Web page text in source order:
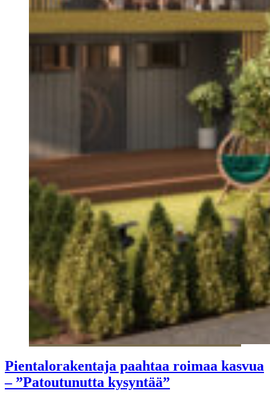
Pientalorakentaja paahtaa roimaa kasvua
– ”Patoutunutta kysyntää”